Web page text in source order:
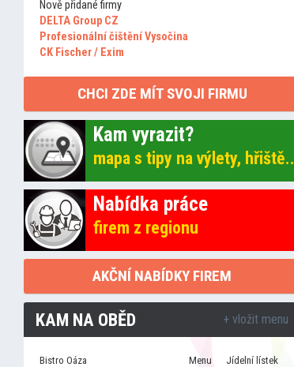
Nově přidané firmy
DELTA Group CZ
Profesionální čištění Vysočina
CK Fischer / Exim
CHCI ZDE MÍT SVOJI FIRMU
Kam vyrazit?
mapa s tipy na výlety, hřiště..
Nabídka práce
firem z regionu
AKČNÍ NABÍDKY FIREM
KAM NA OBĚD + vložit menu
Bistro Oáza Menu
Jídelní lístek